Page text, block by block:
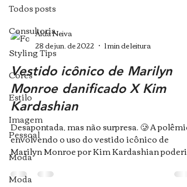
Todos posts
Consultoria
Styling Tips
Cores
Estilo
Imagem
Pessoal
Moda
Moda
Alda Neiva
28 de jun. de 2022
1 min de leitura
Vestido icônico de Marilyn
Monroe danificado X Kim
Kardashian
Desapontada, mas não surpresa. 🥲 A polêmica
envolvendo o uso do vestido icônico de
Marilyn Monroe por Kim Kardashian poderia
ter parado...